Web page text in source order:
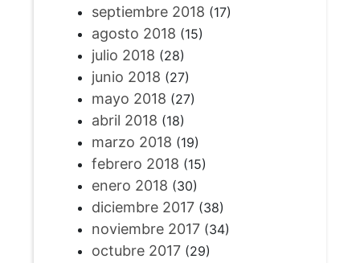
septiembre 2018 (17)
agosto 2018 (15)
julio 2018 (28)
junio 2018 (27)
mayo 2018 (27)
abril 2018 (18)
marzo 2018 (19)
febrero 2018 (15)
enero 2018 (30)
diciembre 2017(38)
noviembre 2017(34)
octubre 2017(29)